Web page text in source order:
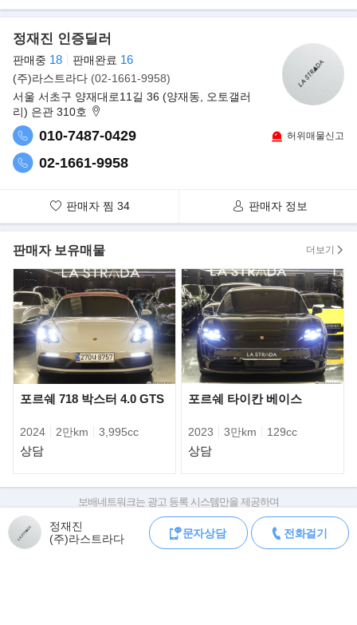
- 25,000km 실주행
- 블랙바디 + 꼬냑시트
- 29년 7월까지 A/S가능
- 최상의 밸런스 풀타임 4륜
-뱅앤올룹슨 사운드 시스템
-380마력 Turbo 퍼포먼스 플래그십 대형 세단
- 옵션으로 네비게이션/어라운드뷰/전동트렁크/무선충전/전동.통풍.
메모리시트 등..
현대차 프리미엄 브랜드 제네시스의 럭셔리 플래그십 세단 G90 신
세단이다. 최고급 세단에 걸맞은 품격
있는 실내외 디자인은 물론, 바쁜 일상을 살아가는 고객에게 운전
부담을 덜어줄 첨단 주행 보조 기술과
이동 시간에 가치를 더하는 다양한 기술들이 집약돼 고급차의 새로
운 방향성을 제시한다.
정재진 인증딜러
판매중 18 판매완료 16
(주)라스트라다 (02-1661-9958)
서울 서초구 양재대로11길 36 (양재동, 오토갤러
리) 은관 310호
010-7487-0429
02-1661-9958
허위매물신고
판매자 찜 34 판매자 정보
판매자 보유매물 더보기
포르쉐 718 박스터 4.0 GTS
2024 2만km 3,995cc
상담
포르쉐 타이칸 베이스
2023 3만km 129cc
상담
정재진
(주)라스트라다
문자상담 전화걸기
보배네트워크는 광고 등록 시스템만을 제공하며
판매자가 직접 등록한 내용에 대한 모든 책임은 판매자에게 있습니다.
차량 구매 시 차량등록증, 성능점검기록부, 실제 차량 상태,
차대번호 조회로 직접 정보를 확인하세요.